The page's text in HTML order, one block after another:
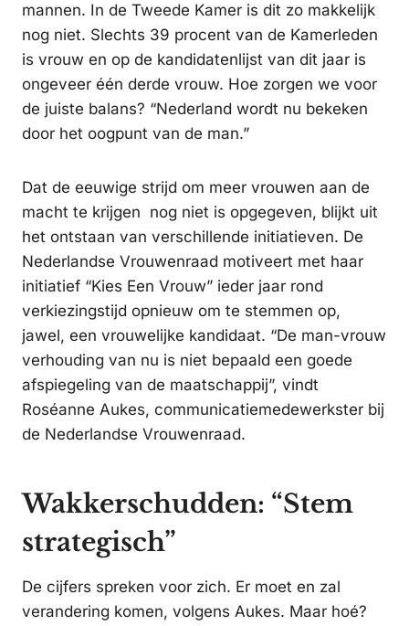
mannen. In de Tweede Kamer is dit zo makkelijk
nog niet. Slechts 39 procent van de Kamerleden
is vrouw en op de kandidatenlijst van dit jaar is
ongeveer één derde vrouw. Hoe zorgen we voor
de juiste balans? “Nederland wordt nu bekeken
door het oogpunt van de man.”
Dat de eeuwige strijd om meer vrouwen aan de
macht te krijgen nog niet is opgegeven, blijkt uit
het ontstaan van verschillende initiatieven. De
Nederlandse Vrouwenraad motiveert met haar
initiatief “Kies Een Vrouw” ieder jaar rond
verkiezingstijd opnieuw om te stemmen op,
jawel, een vrouwelijke kandidaat. “De man-vrouw
verhouding van nu is niet bepaald een goede
afspiegeling van de maatschappij”, vindt
Roséanne Aukes, communicatiemedewerkster bij
de Nederlandse Vrouwenraad.
Wakkerschudden: “Stem
strategisch”
De cijfers spreken voor zich. Er moet en zal
verandering komen, volgens Aukes. Maar hoé?